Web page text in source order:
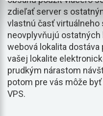
zdieľať server s
vlastnú časť virtuálneho
neovplyvňujú ostatných
webová lokalita
vašej lokalite
prudkým nárastom
potom pre vás môže
VPS.